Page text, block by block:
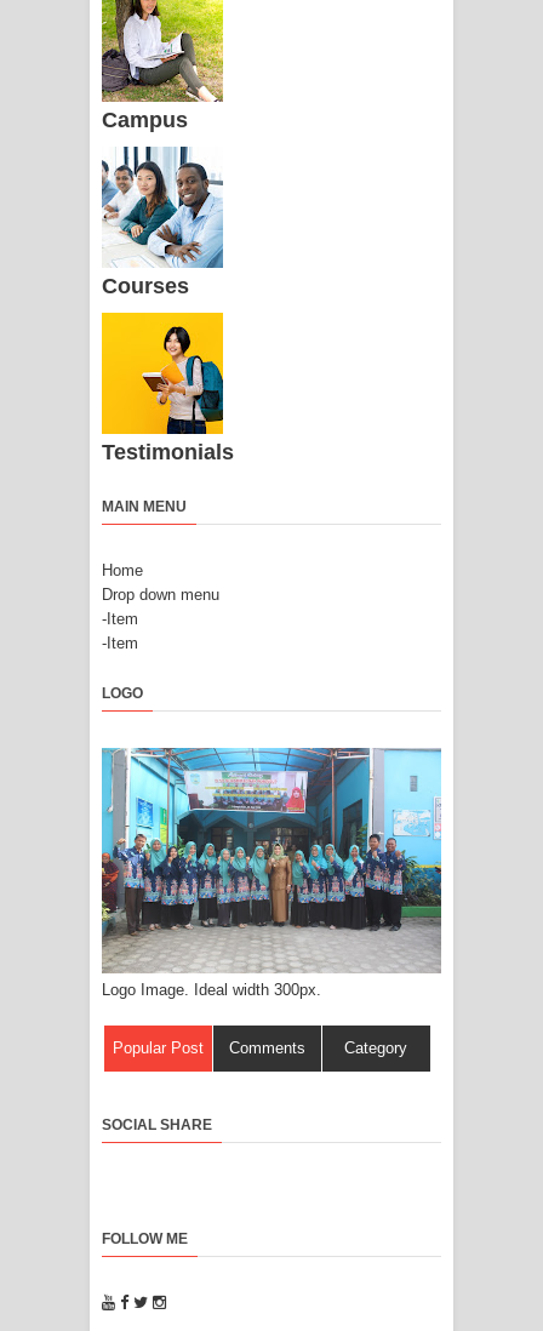
Campus
Courses
Testimonials
MAIN MENU
Home
Drop down menu
-Item
-Item
LOGO
Logo Image. Ideal width 300px.
Popular Post Comments Category
SOCIAL SHARE
FOLLOW ME